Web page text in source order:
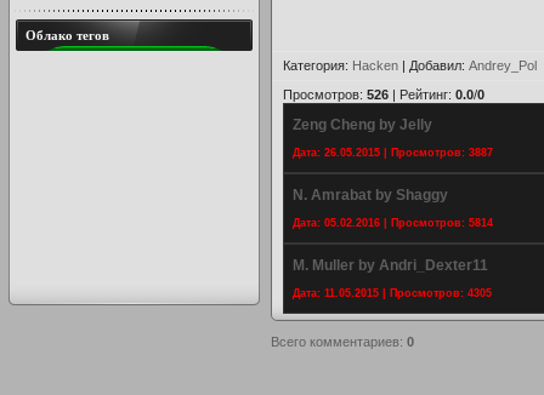
Категория: Hacken | Добавил: Andrey_Pol
Просмотров: 526 | Рейтинг: 0.0/0
Zeng Cheng by Jelly
Дата: 26.05.2015 | Просмотров: 3887
N. Amrabat by Shaggy
Дата: 05.02.2016 | Просмотров: 5814
M. Muller by Andri_Dexter11
Дата: 11.05.2015 | Просмотров: 4305
Всего комментариев: 0
Облако тегов